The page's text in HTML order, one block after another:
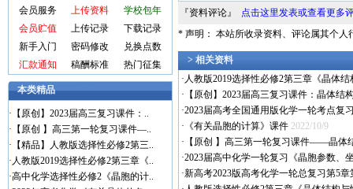
会员服务 上传资料
学校包年
会员贮值
上传记录
下载记录
新手入门
密码修改
兑换点数
汇款通知
稿酬标准 热门征集
本类精品
· 【原创】2023届高三复习课件：..
· 【原创 】高三第一轮复习课件—..
· 【精品】人教版选择性必修2第三..
· 人教版2019选择性必修2第三章《..
·高中化学选择性必修2《晶胞的计..
『资料评论』 点击这里发表或查看更多
* 声明： 本站所收录资料、评论属其个人
> 相关资料
· 人教版2019选择性必修2第三章《晶体
· 【原创】2023届高三复习课件：晶体结
·2023届高考全国通用版化学一轮考点复
· 《有关晶胞的计算》课件 2022/10/9
· 【原创 】高三第一轮复习课件——晶体
·2023届高中化学一轮复习《晶胞参数、
·新高考2023版高考化学一轮总复习第5